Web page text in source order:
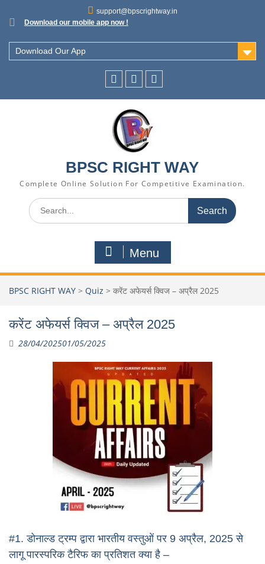
support@bpscrightway.in
Download our mobile app now !
Download Our App
BPSC RIGHT WAY
Complete Online Solution For Competitive Examination.
Menu
BPSC RIGHT WAY > Quiz > करेंट अफेयर्स क्विज – अप्रैल 2025
करेंट अफेयर्स क्विज – अप्रैल 2025
28/04/202501/05/2025
#1. डोनाल्ड ट्रम्प द्वारा भारतीय वस्तुओं पर 9 अप्रैल, 2025 से
लागू पारस्परिक टैरिफ का प्रतिशत क्या है –